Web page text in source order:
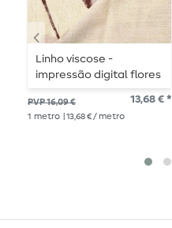
Linho viscose -
impressão digital flores
grandes bagas
PVP 16,09 € 13,68 € *
1 metro | 13,68 € / metro